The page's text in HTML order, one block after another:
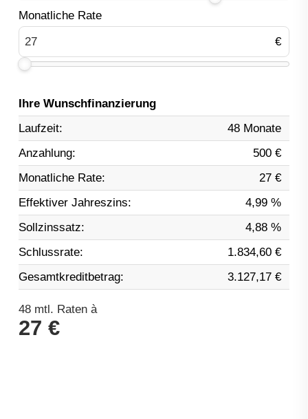
Monatliche Rate
Ihre Wunschfinanzierung
Laufzeit:
48 Monate
Anzahlung:
500 €
Monatliche Rate:
27 €
Effektiver Jahreszins:
4,99 %
Sollzinssatz:
4,88 %
Schlussrate:
1.834,60 €
Gesamtkreditbetrag:
3.127,17 €
48mtl. Raten à
27 €